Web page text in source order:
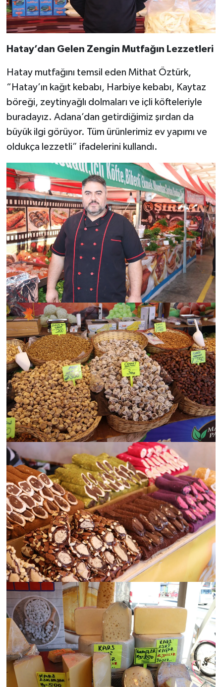
Hatay’dan Gelen Zengin Mutfağın Lezzetleri
Hatay mutfağını temsil eden Mithat Öztürk,
“Hatay’ın kağıt kebabı, Harbiye kebabı, Kaytaz
böreği, zeytinyağlı dolmaları ve içli köfteleriyle
buradayız. Adana’dan getirdiğimiz şırdan da
büyük ilgi görüyor. Tüm ürünlerimiz ev yapımı ve
oldukça lezzetli” ifadelerini kullandı.